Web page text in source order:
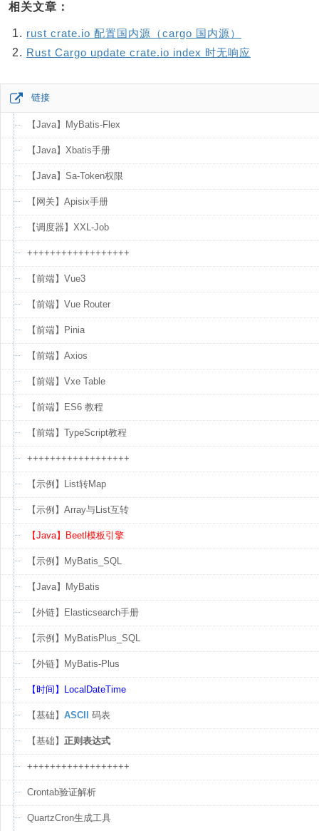
相关文章：
rust crate.io 配置国内源（cargo 国内源）
Rust Cargo update crate.io index 时无响应
链接
【Java】MyBatis-Flex
【Java】Xbatis手册
【Java】Sa-Token权限
【网关】Apisix手册
【调度器】XXL-Job
++++++++++++++++++
【前端】Vue3
【前端】Vue Router
【前端】Pinia
【前端】Axios
【前端】Vxe Table
【前端】ES6 教程
【前端】TypeScript教程
++++++++++++++++++
【示例】List转Map
【示例】Array与List互转
【Java】Beetl模板引擎
【示例】MyBatis_SQL
【Java】MyBatis
【外链】Elasticsearch手册
【示例】MyBatisPlus_SQL
【外链】MyBatis-Plus
【时间】LocalDateTime
【基础】 ASCII 码表
【基础】 正则表达式
++++++++++++++++++
Crontab验证解析
QuartzCron生成工具